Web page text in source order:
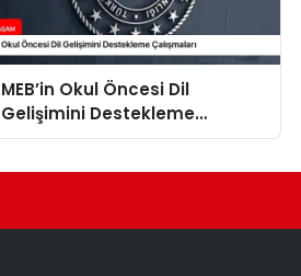
MEB’in Okul Öncesi Dil
Gelişimini Destekleme
Çalışmaları